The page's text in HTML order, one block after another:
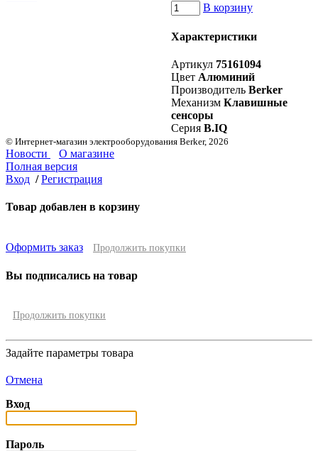
В корзину
Характеристики
Артикул 75161094
Цвет Алюминий
Производитель Berker
Механизм Клавишные
сенсоры
Серия B.IQ
© Интернет-магазин электрооборудования Berker, 2026
Новости
О магазине
Полная версия
Вход / Регистрация
Товар добавлен в корзину
Оформить заказ Продолжить покупки
Вы подписались на товар
Продолжить покупки
Задайте параметры товара
Отмена
Вход
Пароль